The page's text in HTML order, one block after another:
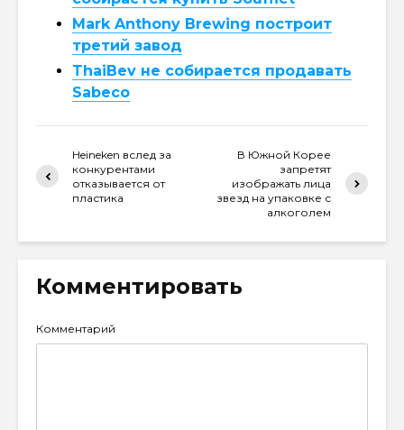
Mark Anthony Brewing построит
третий завод
ThaiBev не собирается продавать
Sabeco
Heineken вслед за
конкурентами
отказывается от
пластика
В Южной Корее
запретят
изображать лица
звезд на упаковке с
алкоголем
Комментировать
Комментарий